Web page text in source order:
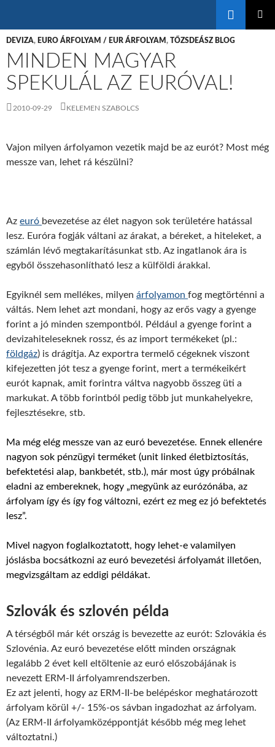
ADEVIZA, EURO ÁRFOLYAM / EUR ÁRFOLYAM , TŐZSDEÁSZ BLOG
MINDEN MAGYAR
SPEKULÁL AZ EURÓVAL!
2010-09-29 KELEMEN SZABOLCS
Vajon milyen árfolyamon vezetik majd be az eurót? Most még
messze van, lehet rá készülni?
Az euró bevezetése az élet nagyon sok területére hatással
lesz. Euróra fogják váltani az árakat, a béreket, a hiteleket, a
számlán lévő megtakarításunkat stb. Az ingatlanok ára is
egyből összehasonlítható lesz a külföldi árakkal.
Egyiknél sem mellékes, milyen árfolyamon fog megtörténni a
váltás. Nem lehet azt mondani, hogy az erős vagy a gyenge
forint a jó minden szempontból. Például a gyenge forint a
devizahiteleseknek rossz, és az import termékeket (pl.:
földgáz) is drágítja. Az exportra termelő cégeknek viszont
kifejezetten jót tesz a gyenge forint, mert a termékeikért
eurót kapnak, amit forintra váltva nagyobb összeg üti a
markukat. A több forintból pedig több jut munkahelyekre,
fejlesztésekre, stb.
Ma még elég messze van az euró bevezetése. Ennek ellenére
nagyon sok pénzügyi terméket (unit linked életbiztosítás,
befektetési alap, bankbetét, stb.), már most úgy próbálnak
eladni az embereknek, hogy „megyünk az eurózónába, az
árfolyam így és így fog változni, ezért ez meg ez jó befektetés
lesz”.
Mivel nagyon foglalkoztatott, hogy lehet-e valamilyen
jóslásba bocsátkozni az euró bevezetési árfolyamát illetően,
megvizsgáltam az eddigi példákat.
Szlovák és szlovén példa
A térségből már két ország is bevezette az eurót: Szlovákia és
Szlovénia. Az euró bevezetése előtt minden országnak
legalább 2 évet kell eltöltenie az euró előszobájának is
nevezett ERM-II árfolyamrendszerben.
Ez azt jelenti, hogy az ERM-II-be belépéskor meghatározott
árfolyam körül +/- 15%-os sávban ingadozhat az árfolyam.
(Az ERM-II árfolyamközéppontját később még meg lehet
változtatni.)